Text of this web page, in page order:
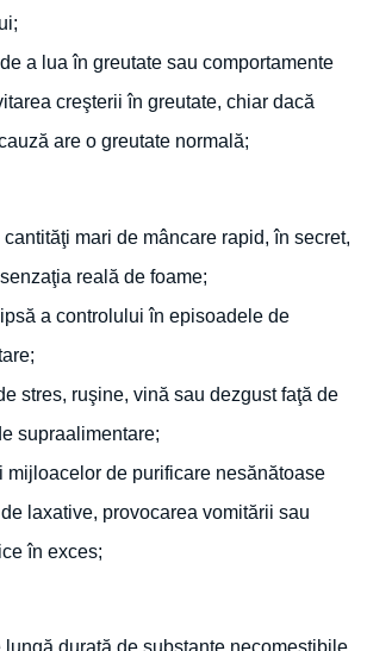
a lua în greutate sau comportamente
creşterii în greutate, chiar dacă
are o greutate normală;
mari de mâncare rapid, în secret,
reală de foame;
a controlului în episoadele de
stres, ruşine, vină sau dezgust faţă de
supraalimentare;
mijloacelor de purificare nesănătoase
laxative, provocarea vomitării sau
în exces;
lungă durată de substanţe necomestibile